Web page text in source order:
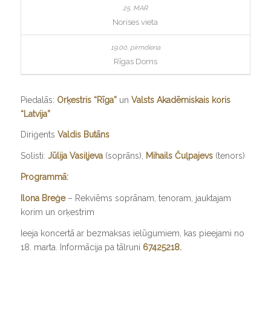
Norises vieta
Rīgas Doms
Piedalās: Orķestris “Rīga”un Valsts Akadēmiskais koris
“Latvija”
Diriģents Valdis Butāns
Solisti: Jūlija Vasiļjeva(soprāns), Mihails Čuļpajevs(tenors)
Programmā:
Ilona Breģe– Rekviēms soprānam, tenoram, jauktajam
korim un orķestrim
Ieeja koncertā ar bezmaksas ielūgumiem, kas pieejami no
18. marta. Informācija pa tālruni 67425218.